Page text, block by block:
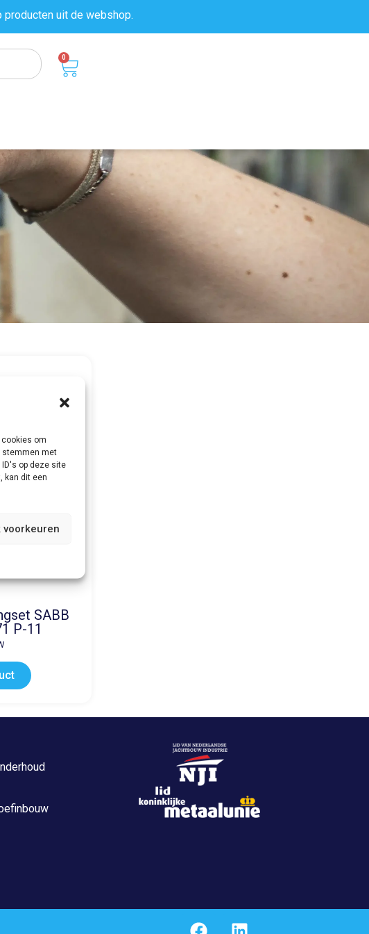
om
stemmen met
op deze site
kan dit een
voorkeuren
producten uit de webshop.
0
SABB
P-11